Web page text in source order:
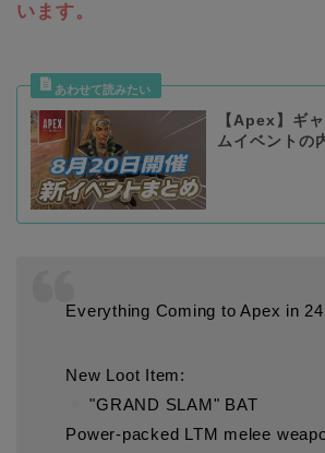
います。
【Apex】ギ
ムイベントの
Everything Coming to Apex in
New Loot Item:
"GRAND SLAM" BAT
Power-packed LTM melee